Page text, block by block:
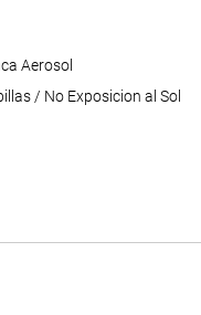
Aerosol
/ No Exposicion al Sol